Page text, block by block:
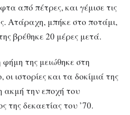
από πέτρες, και γέμισε τις
Ατάραχη, μπήκε στο ποτάμι,
βρέθηκε 20 μέρες μετά.
της μειώθηκε στη
ιστορίες και τα δοκίμιά της
ακμή την εποχή του
της δεκαετίας του ’70.